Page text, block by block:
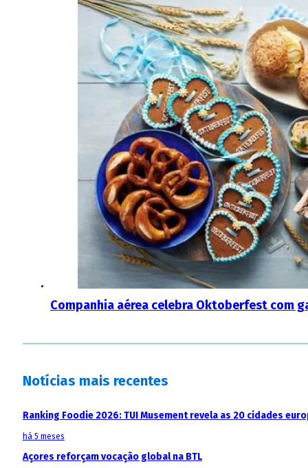
Companhia aérea celebra Oktoberfest com
Notícias mais recentes
Ranking Foodie 2026: TUI Musement revela as 20 cidades
há 5 meses
Açores reforçam vocação global na BTL